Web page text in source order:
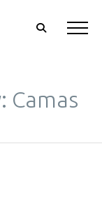
Camas